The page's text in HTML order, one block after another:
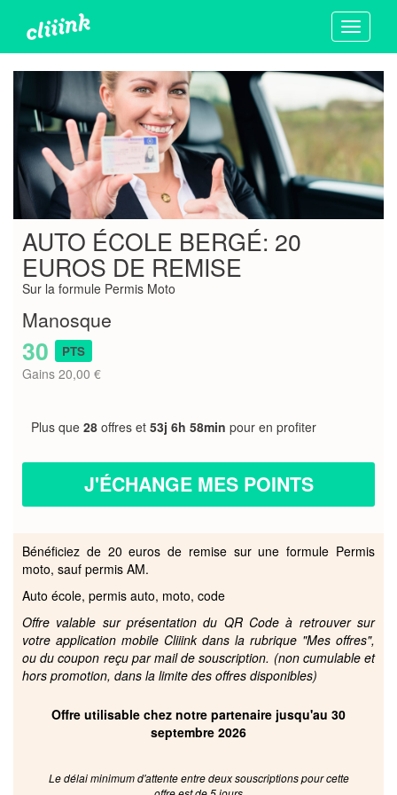
Toggle
AUTO ÉCOLE BERGÉ: 20
EUROS DE REMISE
Sur la formule Permis Moto
Manosque
30 PTS
Gains 20,00 €
Plus que 28 offres et 53j 6h 58min pour en profiter
J'ÉCHANGE MES POINTS
Bénéficiez de 20 euros de remise sur une formule Permis
moto, sauf permis AM.
Auto école, permis auto, moto, code
Offre valable sur présentation du QR Code à retrouver sur
votre application mobile Cliiink dans la rubrique "Mes offres",
ou du coupon reçu par mail de souscription. (non cumulable et
hors promotion, dans la limite des offres disponibles)
Offre utilisable chez notre partenaire jusqu'au 30
septembre 2026
Le délai minimum d'attente entre deux souscriptions pour cette